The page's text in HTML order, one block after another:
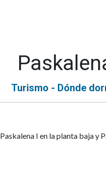
Turismo - Dónde
I en la planta baja y